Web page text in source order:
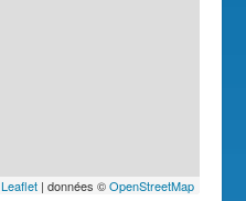
Leaflet| données ©OpenStreetMap